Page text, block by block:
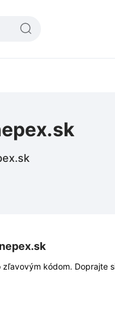
kódom. Doprajte si